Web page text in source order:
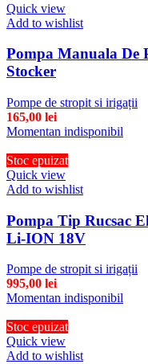
Quick view
Add to wishlist
Pompa Manuala De
Stocker
Pompe de stropit si irigații
165,00 lei
Momentan indisponibil
Stoc epuizat
Quick view
Add to wishlist
Pompa Tip Rucsac
Li-ION 18V
Pompe de stropit si irigații
995,00 lei
Momentan indisponibil
Stoc epuizat
Quick view
Add to wishlist